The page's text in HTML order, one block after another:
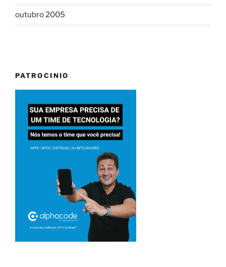
outubro 2005
PATROCINIO